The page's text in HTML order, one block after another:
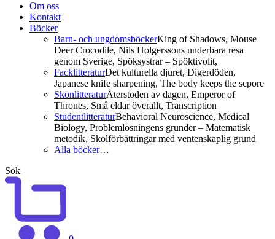
Om oss
Kontakt
Böcker
Barn- och ungdomsböckerKing of Shadows, Mouse
Deer Crocodile, Nils Holgerssons underbara resa
genom Sverige, Spöksystrar – Spöktivolit,
FacklitteraturDet kulturella djuret, Digerdöden,
Japanese knife sharpening, The body keeps the scpore
SkönlitteraturÅterstoden av dagen, Emperor of
Thrones, Små eldar överallt, Transcription
StudentlitteraturBehavioral Neuroscience, Medical
Biology, Problemlösningens grunder – Matematisk
metodik, Skolförbättringar med ventenskaplig grund
Alla böcker…
Sök